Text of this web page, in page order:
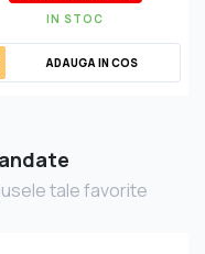
IN STOC
ADAUGA IN COS
tale favorite